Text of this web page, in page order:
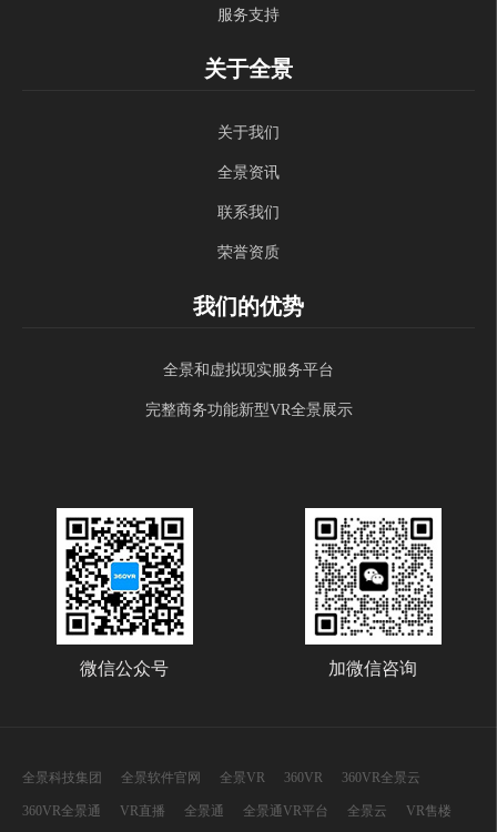
服务支持
关于全景
关于我们
全景资讯
联系我们
荣誉资质
我们的优势
全景和虚拟现实服务平台
完整商务功能新型VR全景展示
微信公众号 加微信咨询
全景科技集团 全景软件官网 全景VR 360VR 360VR全景云
360VR全景通 VR直播 全景通 全景通VR平台 全景云 VR售楼